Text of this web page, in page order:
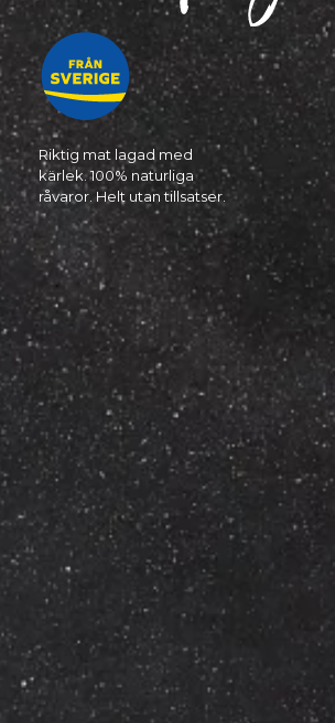
Riktig mat lagad med
kärlek. 100% naturliga
råvaror. Helt utan tillsatser.